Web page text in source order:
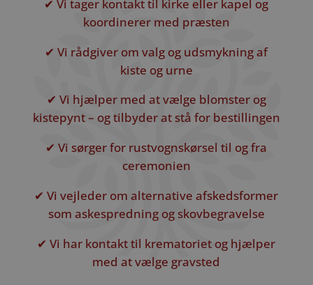
✔ Vi tager kontakt til kirke eller kapel og
koordinerer med præsten
✔ Vi rådgiver om valg og udsmykning af
kiste og urne
✔ Vi hjælper med at vælge blomster og
kistepynt – og tilbyder at stå for bestillingen
✔ Vi sørger for rustvognskørsel til og fra
ceremonien
✔ Vi vejleder om alternative afskedsformer
som askespredning og skovbegravelse
✔ Vi har kontakt til krematoriet og hjælper
med at vælge gravsted